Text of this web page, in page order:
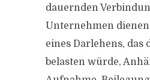
dauernden
Unternehmen
eines Darlehens, das
belasten würde,